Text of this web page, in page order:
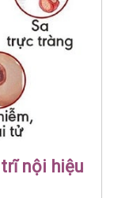
nội hiệu